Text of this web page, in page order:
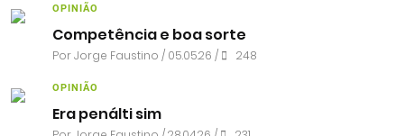
OPINIÃO
Competência e boa sorte
PorJorge Faustino / 05.05.26 / 248
OPINIÃO
Era penálti sim